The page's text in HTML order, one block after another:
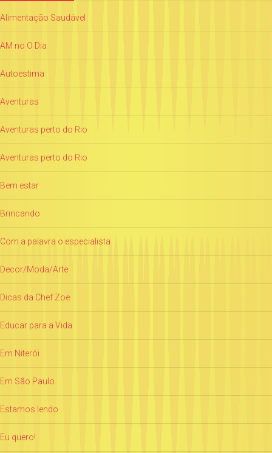
Alimentação Saudável
AM no O Dia
Autoestima
Aventuras
Aventuras perto do Rio
Aventuras perto do Rio
Bem estar
Brincando
Com a palavra o especialista
Decor/Moda/Arte
Dicas da Chef Zoë
Educar para a Vida
Em Niterói
Em São Paulo
Estamos lendo
Eu quero!